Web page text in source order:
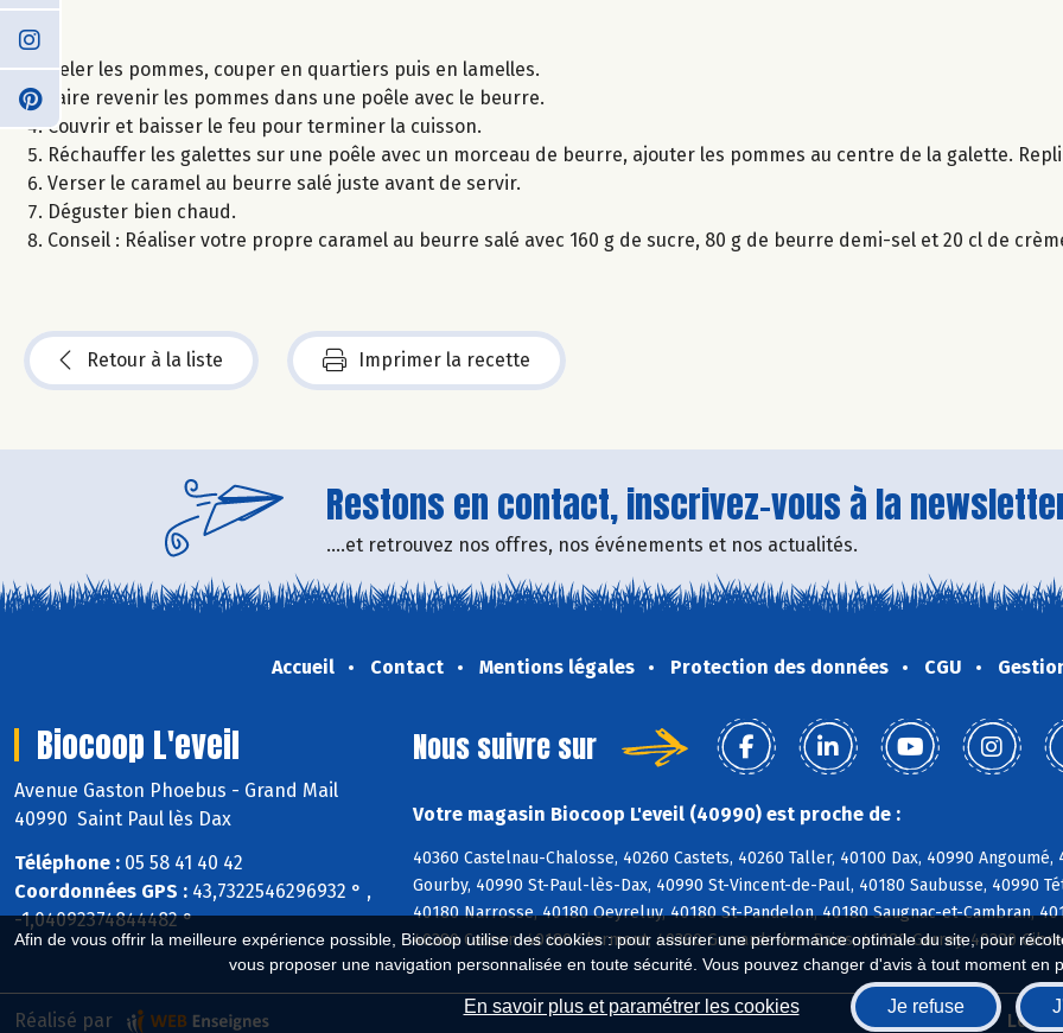
Afin de vous offrir la meilleure expérience possible, Biocoop utilise des cookies : pour assurer une performance optimale du site, pour
vous proposer une navigation personnalisée en toute sécurité. Vous pouvez changer d'avis à tout moment en
En savoir plus et paramétrer les cookies Je refuse
Peler les pommes, couper en quartiers puis en lamelles.
Faire revenir les pommes dans une poêle avec le beurre.
Couvrir et baisser le feu pour terminer la cuisson.
Réchauffer les galettes sur une poêle avec un morceau de beurre, ajouter les pommes au centre de la galette.
Verser le caramel au beurre salé juste avant de servir.
Déguster bien chaud.
Conseil : Réaliser votre propre caramel au beurre salé avec 160 g de sucre, 80 g de beurre demi-sel et 20 cl de
Retour à la liste Imprimer la recette
Restons en contact, inscrivez-vous à la
....et retrouvez nos offres, nos événements et nos actualités.
Accueil Contact Mentions légales Protection des données CGU
Biocoop L'eveil
Avenue Gaston Phoebus - Grand Mail
40990 Saint Paul lès Dax
Téléphone : 05 58 41 40 42
Coordonnées GPS : 43,7322546296932 ° ,
-1,04092374844482 °
Nous suivre sur
Votre magasin Biocoop L'eveil (40990) est proche de :
40360 Castelnau-Chalosse, 40260 Castets, 40260 Taller, 40100 Dax, 40990
Gourby, 40990 St-Paul-lès-Dax, 40990 St-Vincent-de-Paul, 40180 Saubusse, 40990
40180 Narrosse, 40180 Oeyreluy, 40180 St-Pandelon, 40180 Saugnac-et-Cambran,
40380 Cassen, 40180 Clermont, 40380 Gamarde-les-Bains, 40180 Garrey, 40380
Biocoop.fr Le
Réalisé par